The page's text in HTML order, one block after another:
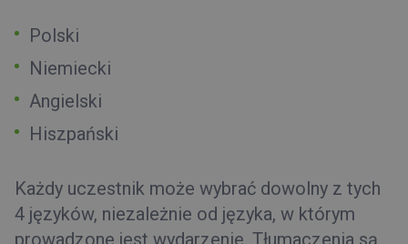
Polski
Niemiecki
Angielski
Hiszpański
Każdy uczestnik może wybrać dowolny z tych
4 języków, niezależnie od języka, w którym
prowadzone jest wydarzenie Tłumaczenia są